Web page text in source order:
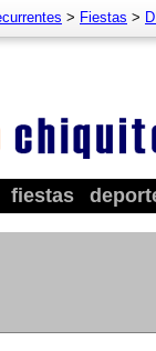
fiestas
> Fiestas >